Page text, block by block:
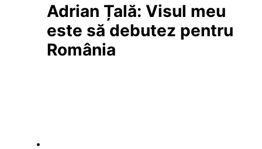
Adrian Țală: Visul meu
este să debutez pentru
România